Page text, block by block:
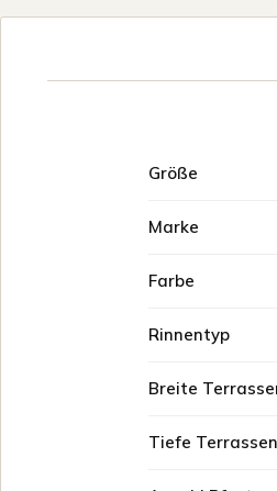
Größe
Marke
Farbe
Rinnentyp
Breite
Tiefe